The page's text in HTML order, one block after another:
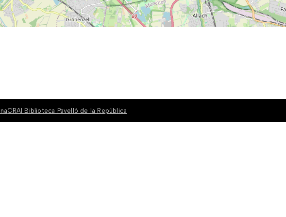
CRAI Biblioteca Pavelló de la República